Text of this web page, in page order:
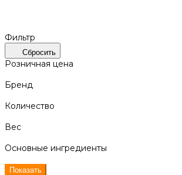
Фильтр
Сбросить
Розничная цена
Бренд
Количество
Вес
Основные ингредиенты
Показать